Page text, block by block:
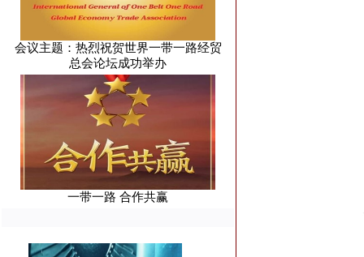
会议主题：热烈祝贺世界一带一路经贸
总会论坛成功举办
一带一路 合作共赢